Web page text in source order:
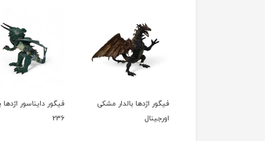
فیگور اژدها بالدار مشکی
اورجینال
فیگور دایناسور اژدها
236